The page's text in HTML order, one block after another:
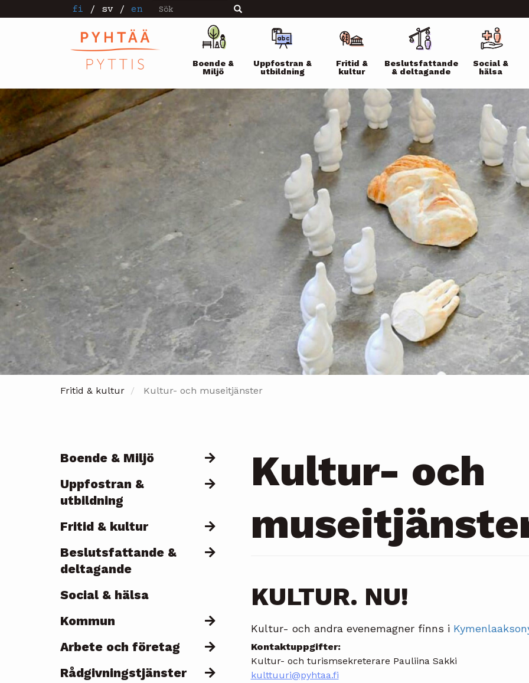
till
fi / sv / en Sök Sök
Päävalikko
Boende &
Miljö
Uppfostran &
utbildning
Fritid &
kultur
Beslutsfattande
& deltagande
Social &
hälsa
Fritid & kultur Kultur- och museitjänster
Päävalikko
Boende & Miljö
Uppfostran &
utbildning
Fritid & kultur
Beslutsfattande &
deltagande
Social & hälsa
Kommun
Arbete och företag
Rådgivningstjänster
Kultur- och
KULTUR. NU!
Kultur- och andra evenemagner finns i
Kontaktuppgifter:
Kultur- och turismsekreterare Pauliina Sakki
kulttuuri@pyhtaa.fi